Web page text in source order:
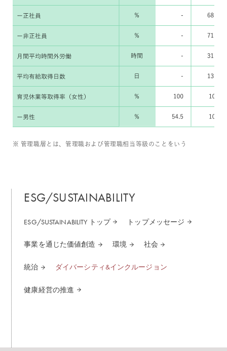
※ 管理職層とは、管理職および管理職相当等級のことをいう
ESG/SUSTAINABILITY
ESG/SUSTAINABILITY トップ トップメッセージ
事業を通じた価値創造 環境 社会
統治 ダイバーシティ&インクルージョン
健康経営の推進